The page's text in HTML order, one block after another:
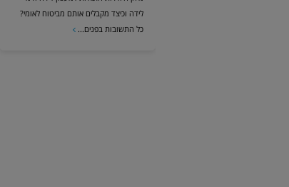
לידה וכיצד מקבלים אותם מביטוח לאומי?
כל התשובות בפנים...